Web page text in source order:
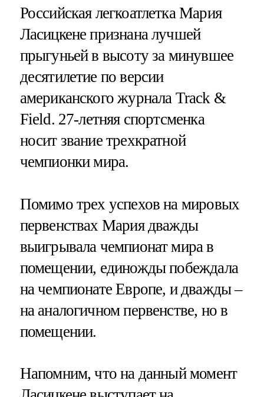
Российская легкоатлетка Мария
Ласицкене признана лучшей
прыгуньей в высоту за минувшее
десятилетие по версии
американского журнала Track &
Field. 27-летняя спортсменка
носит звание трехкратной
чемпионки мира.
Помимо трех успехов на мировых
первенствах Мария дважды
выигрывала чемпионат мира в
помещении, единожды побеждала
на чемпионате Европе, и дважды –
на аналогичном первенстве, но в
помещении.
Напомним, что на данный момент